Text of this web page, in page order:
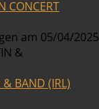
CONCERT
am 05/04/2025
BAND (IRL)